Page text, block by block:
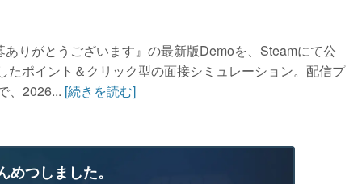
りがとうございます』の最新版Demoを、Steamにて公
たポイント＆クリック型の面接シミュレーション。配信プ
、2026... [続きを読む]
つしました。